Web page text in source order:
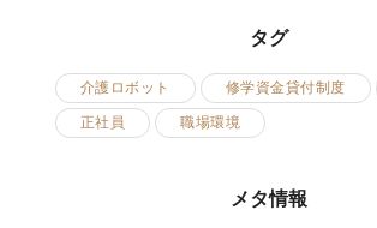
タグ
介護ロボット 修学資金貸付制度
正社員 職場環境
メタ情報